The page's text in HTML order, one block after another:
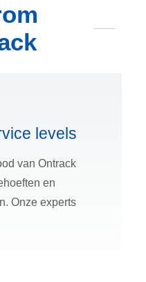
levels
van Ontrack
en
Onze experts